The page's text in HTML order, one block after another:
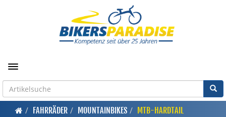
Toggle navigation
FAHRRÄDER MOUNTAINBIKES MTB-HARDTAIL